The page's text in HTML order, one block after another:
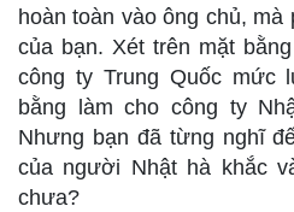
hoàn toàn vào ông chủ,
của bạn. Xét trên mặt
công ty Trung Quốc mức
bằng làm cho công ty
Nhưng bạn đã từng nghĩ
của người Nhật hà khắc
chưa?